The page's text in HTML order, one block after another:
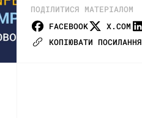
ПОДІЛИТИСЯ МАТЕРІАЛОМ
FACEBOOK
X.COM
КОПІЮВАТИ ПОСИЛАННЯ